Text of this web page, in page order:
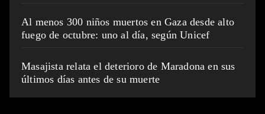
Al menos 300 niños muertos en Gaza desde alto
fuego de octubre: uno al día, según Unicef
Masajista relata el deterioro de Maradona en sus
últimos días antes de su muerte